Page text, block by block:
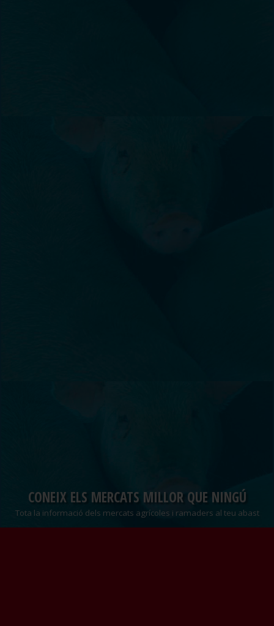
CONEIX ELS MERCATS MILLOR QUE NINGÚ
Tota la informació dels mercats agrícoles i ramaders al teu abast